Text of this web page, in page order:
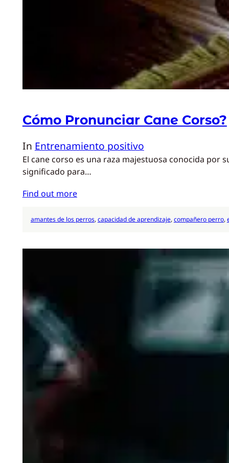
Cómo Pronunciar Cane Corso?
In Entrenamiento positivo
El cane corso es una raza majestuosa conocida
significado para…
Find out more
amantes de los perros, capacidad de aprendizaje, compañero perro,